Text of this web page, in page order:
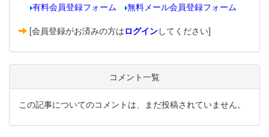
有料会員登録フォーム
無料メール会員登録フォーム
[会員登録がお済みの方はログインしてください]
コメント一覧
この記事についてのコメントは、まだ投稿されていません。